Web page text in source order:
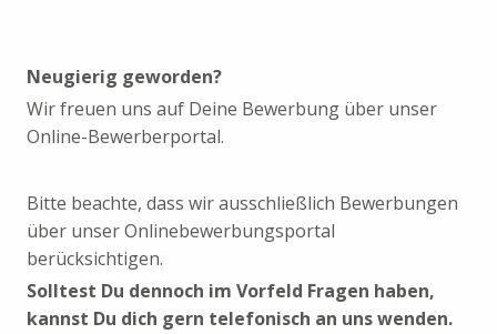
Neugierig geworden?
Wir freuen uns auf Deine Bewerbung über unser
Online-Bewerberportal.
Bitte beachte, dass wir ausschließlich Bewerbungen
über unser Onlinebewerbungsportal
berücksichtigen.
Solltest Du dennoch im Vorfeld Fragen haben,
kannst Du dich gern telefonisch an uns wenden.